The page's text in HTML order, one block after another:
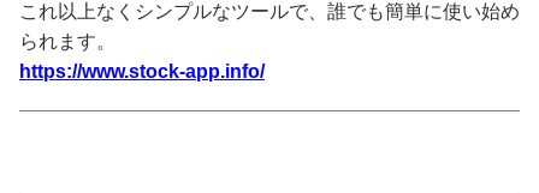
これ以上なくシンプルなツールで、誰でも簡単に使い始め
られます。
https://www.stock-app.info/